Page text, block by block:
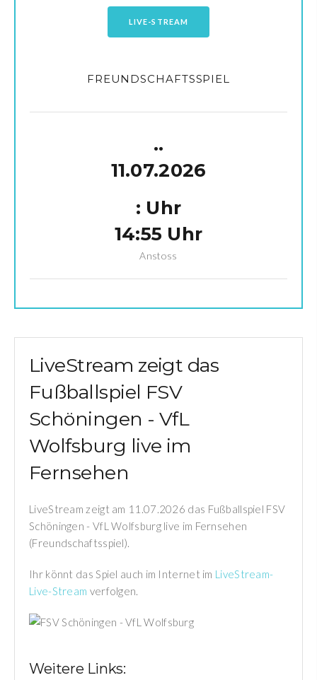
LIVE-STREAM
FREUNDSCHAFTSSPIEL
..
11.07.2026
: Uhr
14:55 Uhr
Anstoss
LiveStream zeigt das
Fußballspiel FSV
Schöningen - VfL
Wolfsburg live im
Fernsehen
LiveStream zeigt am 11.07.2026 das Fußballspiel FSV
Schöningen - VfL Wolfsburg live im Fernsehen
(Freundschaftsspiel).
Ihr könnt das Spiel auch im Internet im LiveStream-
Live-Stream verfolgen.
Weitere Links: